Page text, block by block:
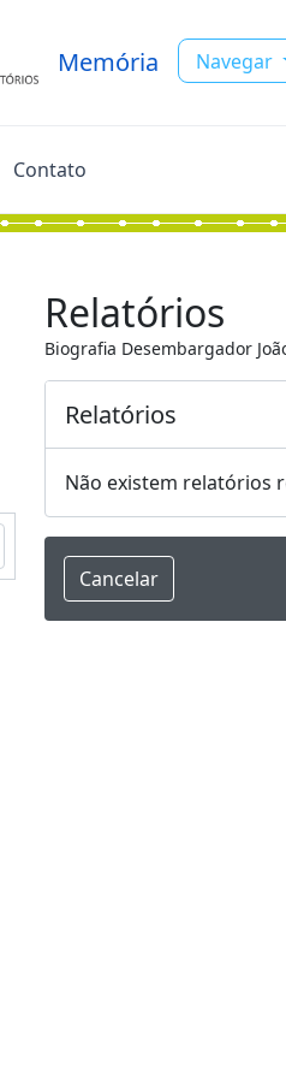
Memória Navegar
Contato
Buscar
Relatórios
Biografia Desembargador
Relatórios
Não existem relatórios
Cancelar